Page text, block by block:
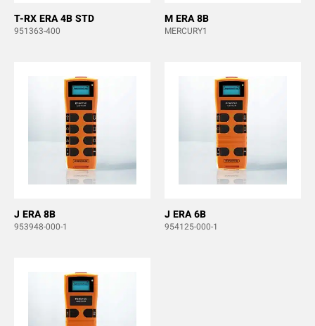
T-RX ERA 4B STD
951363-400
M ERA 8B
MERCURY1
J ERA 8B
953948-000-1
J ERA 6B
954125-000-1